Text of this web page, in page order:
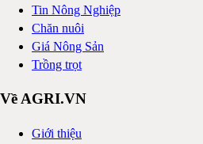
Tin Nông Nghiệp
Chăn nuôi
Giá Nông Sản
Trồng trọt
Về AGRI.VN
Giới thiệu